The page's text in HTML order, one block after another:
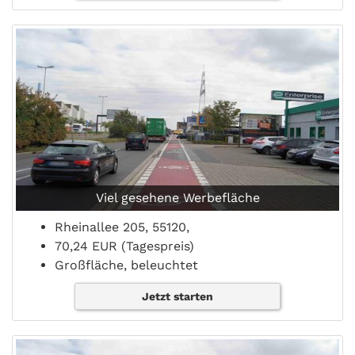
Viel gesehene Werbefläche
Rheinallee 205, 55120,
70,24 EUR (Tagespreis)
Großfläche, beleuchtet
Jetzt starten